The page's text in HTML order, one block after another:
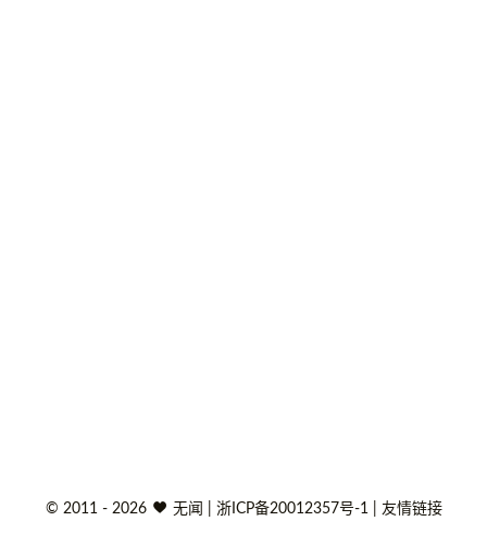
© 2011 - 2026 无闻 浙ICP备20012357号-1 友情链接